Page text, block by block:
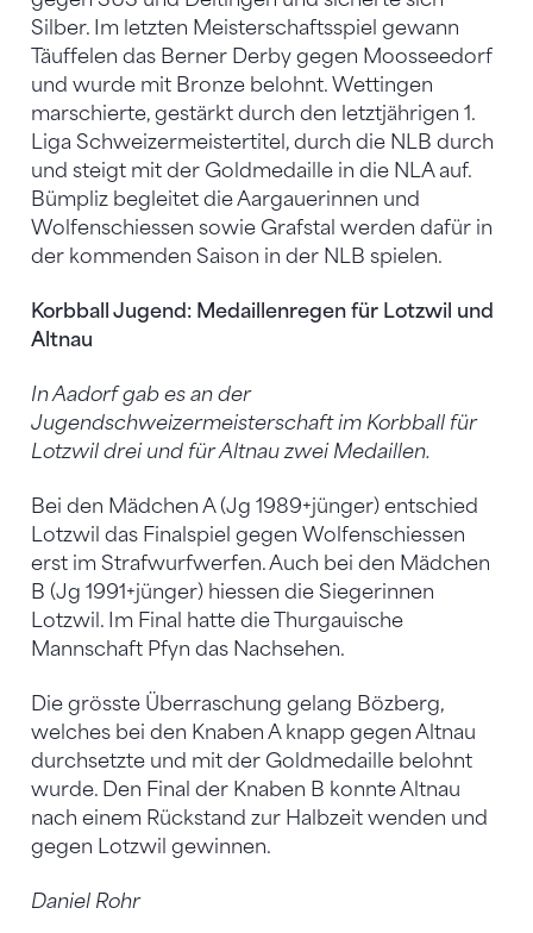
Silber. Im letzten Meisterschaftsspiel gewann
Täuffelen das Berner Derby gegen Moosseedorf
und wurde mit Bronze belohnt. Wettingen
marschierte, gestärkt durch den letztjährigen 1.
Liga Schweizermeistertitel, durch die NLB durch
und steigt mit der Goldmedaille in die NLA auf.
Bümpliz begleitet die Aargauerinnen und
Wolfenschiessen sowie Grafstal werden dafür in
der kommenden Saison in der NLB spielen.
Korbball Jugend: Medaillenregen für Lotzwil und
Altnau
In Aadorf gab es an der
Jugendschweizermeisterschaft im Korbball für
Lotzwil drei und für Altnau zwei Medaillen.
Bei den Mädchen A (Jg 1989+jünger) entschied
Lotzwil das Finalspiel gegen Wolfenschiessen
erst im Strafwurfwerfen. Auch bei den Mädchen
B (Jg 1991+jünger) hiessen die Siegerinnen
Lotzwil. Im Final hatte die Thurgauische
Mannschaft Pfyn das Nachsehen.
Die grösste Überraschung gelang Bözberg,
welches bei den Knaben A knapp gegen Altnau
durchsetzte und mit der Goldmedaille belohnt
wurde. Den Final der Knaben B konnte Altnau
nach einem Rückstand zur Halbzeit wenden und
gegen Lotzwil gewinnen.
Daniel Rohr